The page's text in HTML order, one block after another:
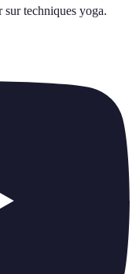
sur techniques yoga.